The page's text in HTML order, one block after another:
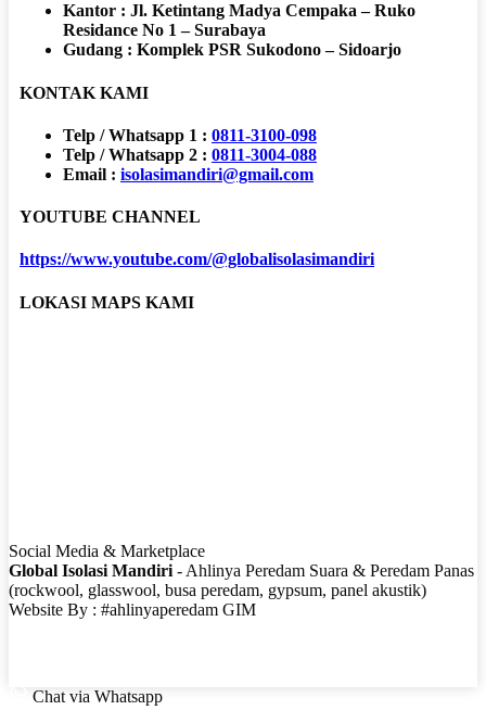
Kantor : Jl. Ketintang Madya Cempaka – Ruko
Residance No 1 – Surabaya
Gudang : Komplek PSR Sukodono – Sidoarjo
KONTAK KAMI
Telp / Whatsapp 1 : 0811-3100-098
Telp / Whatsapp 2 : 0811-3004-088
Email : isolasimandiri@gmail.com
YOUTUBE CHANNEL
https://www.youtube.com/@globalisolasimandiri
LOKASI MAPS KAMI
Social Media & Marketplace
Global Isolasi Mandiri - Ahlinya Peredam Suara & Peredam Panas
(rockwool, glasswool, busa peredam, gypsum, panel akustik)
Website By : #ahlinyaperedam GIM
Chat via Whatsapp